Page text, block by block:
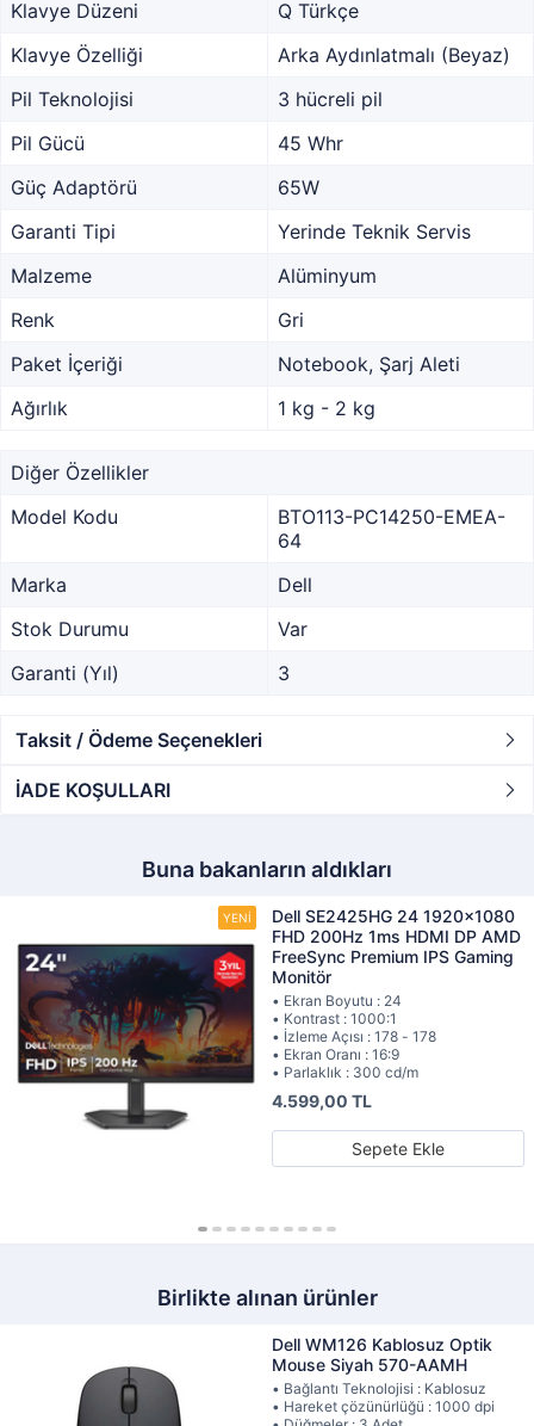
Klavye Düzeni
Q Türkçe
Klavye Özelliği
Arka Aydınlatmalı (Beyaz)
Pil Teknolojisi
3 hücreli pil
Pil Gücü
45 Whr
Güç Adaptörü
65W
Garanti Tipi
Yerinde Teknik Servis
Malzeme
Alüminyum
Renk
Gri
Paket İçeriği
Notebook, Şarj Aleti
Ağırlık
1 kg - 2 kg
Diğer Özellikler
Model Kodu
BTO113-PC14250-EMEA-
64
Marka
Dell
Stok Durumu
Var
Garanti (Yıl)
3
Taksit / Ödeme Seçenekleri
İADE KOŞULLARI
Buna bakanların aldıkları
Dell SE2425HG 24 1920x1080
FHD 200Hz 1ms HDMI DP AMD
FreeSync Premium IPS Gaming
Monitör
• Ekran Boyutu : 24
• Kontrast : 1000:1
• İzleme Açısı : 178 - 178
• Ekran Oranı : 16:9
• Parlaklık : 300 cd/m
4.599,00 TL
Sepete Ekle
Birlikte alınan ürünler
Dell WM126 Kablosuz Optik
Mouse Siyah 570-AAMH
• Bağlantı Teknolojisi : Kablosuz
• Hareket çözünürlüğü : 1000 dpi